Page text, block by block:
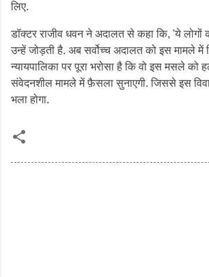
लिए.
डॉक्टर राजीव धवन ने अदालत से कहा कि, 'ये लोगों
उन्हें जोड़ती है. अब सर्वोच्च अदालत को इस मामले में
न्यायपालिका पर पूरा भरोसा है कि वो इस मसले
संवेदनशील मामले में फ़ैसला सुनाएगी. जिससे इस
भला होगा.